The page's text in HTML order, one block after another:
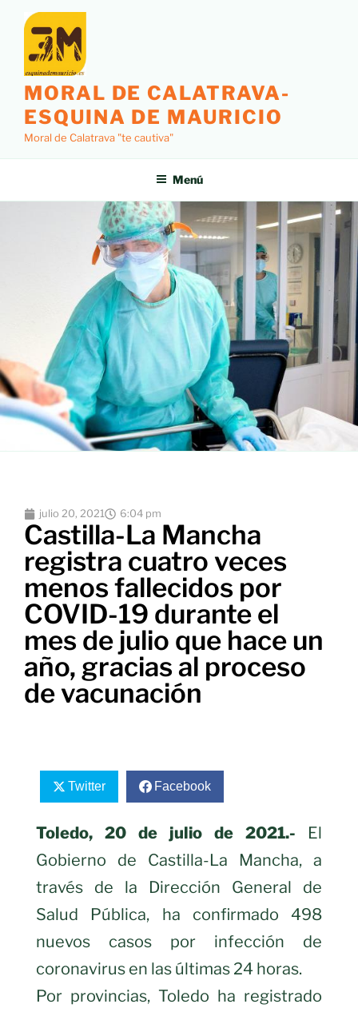
MORAL DE CALATRAVA-
ESQUINA DE MAURICIO
Moral de Calatrava "te cautiva"
Menú
julio 20, 2021 6:04 pm
Castilla-La Mancha
registra cuatro veces
menos fallecidos por
COVID-19 durante el
mes de julio que hace un
año, gracias al proceso
de vacunación
Twitter Facebook
Toledo, 20 de julio de 2021.- El
Gobierno de Castilla-La Mancha, a
través de la Dirección General de
Salud Pública, ha confirmado 498
nuevos casos por infección de
coronavirus en las últimas 24 horas.
Por provincias, Toledo ha registrado